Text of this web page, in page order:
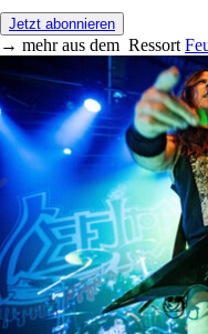
Jetzt abonnieren
→ mehr aus dem Ressort